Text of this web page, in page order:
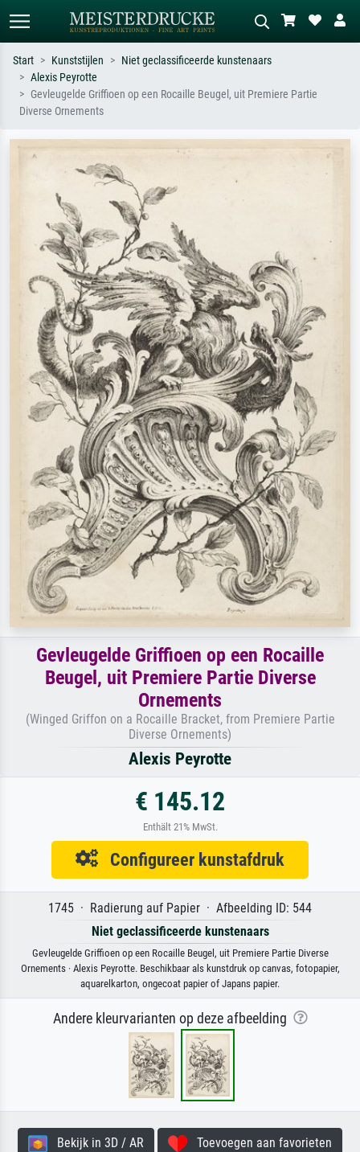
Standaard zoeken AI-beeldzoeker
Zoek op kunstenaar, titel of stijl – bijv.
Hokusai-golf, naakt.
Start Kunststijlen
Niet geclassificeerde kunstenaars
Alexis Peyrotte
Gevleugelde Griffioen op een Rocaille Beugel, uit Premiere Partie
Diverse Ornements
Gevleugelde Griffioen op een Rocaille
Beugel, uit Premiere Partie Diverse
Ornements
(Winged Griffon on a Rocaille Bracket, from Premiere Partie
Diverse Ornements)
Alexis Peyrotte
€ 145.12
Enthält 21% MwSt.
Configureer kunstafdruk
1745 · Radierung auf Papier · Afbeelding ID: 544
Niet geclassificeerde kunstenaars
Gevleugelde Griffioen op een Rocaille Beugel, uit Premiere Partie Diverse
Ornements · Alexis Peyrotte. Beschikbaar als kunstdruk op canvas, fotopapier,
aquarelkarton, ongecoat papier of Japans papier.
Andere kleurvarianten op deze afbeelding
Bekijk in 3D / AR Toevoegen aan favorieten